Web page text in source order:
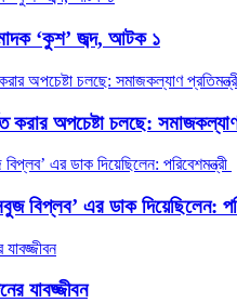
মাদক ‘কুশ’ জব্দ, আটক ১
অপচেষ্টা চলছে: সমাজকল্যাণ
বিপ্লব’ এর ডাক দিয়েছিলেন:
যাবজ্জীবন